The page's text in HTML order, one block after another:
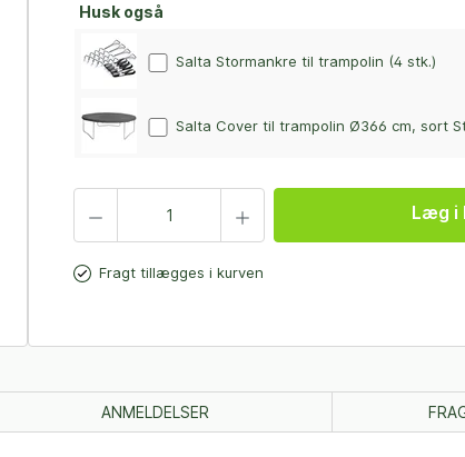
Husk også
Salta Stormankre til trampolin (4 stk.)
Læg i
Fragt tillægges i kurven
ANMELDELSER